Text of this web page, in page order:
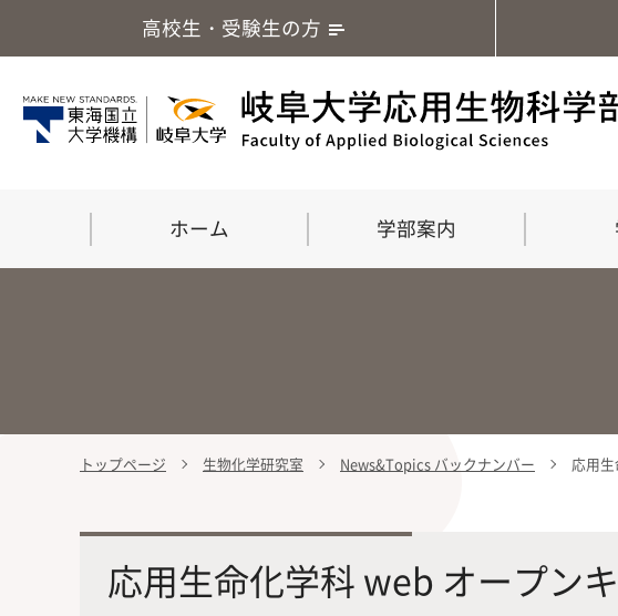
高校生・受験生の方
ホーム 学部案内
学部案内
学部・大学院の教育ビジョン、
沿革及び入試情報について
教
「専
水準
応用生命化学科
最先端の化学とバイオテクノロジー
を創造
食農生命科
大学院
修士課程・博士課程
連
留学・国際交流
トップページ 生物化学研究室 News&Topics バックナンバー 応用
応用生命化学科 web オープン